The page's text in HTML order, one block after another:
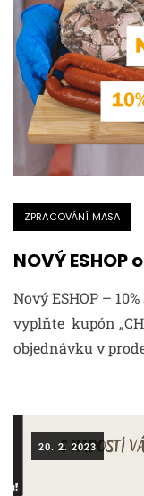
ZPRACOVÁNÍ MASA
NOVÝ ESHOP
Nový ESHOP –
vyplňte kupón
objednávku v
20. 2. 2023